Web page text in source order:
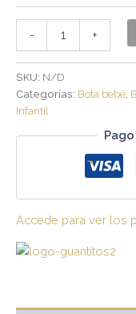
- +
SKU: N/D
Categorías: Bota bebé
Infantil
Accede para ver los